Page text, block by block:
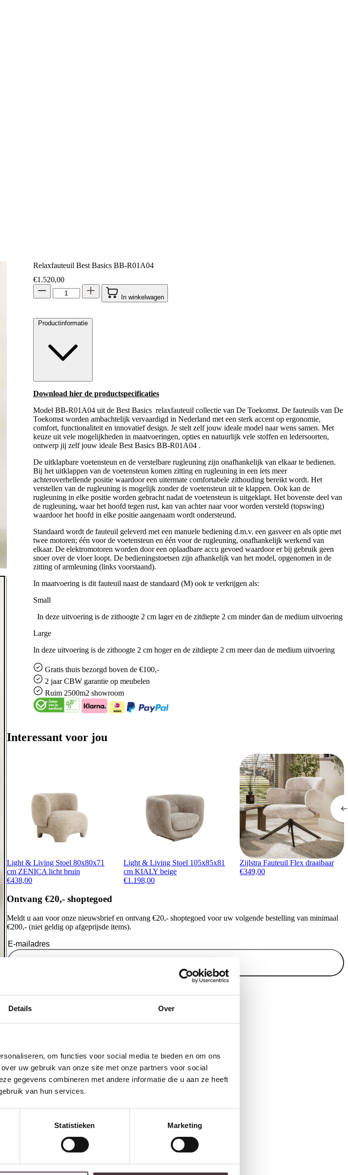
Details Over
om functies voor social media te bieden en om ons
uw gebruik van onze site met onze partners voor social
gegevens combineren met andere informatie die u aan ze heeft
van hun services.
Statistieken Marketing
Relaxfauteuil Best Basics BB-R01A04
€1.520,00
In winkelwagen
Productinformatie
Download hier de productspecificaties
Model BB-R01A04 uit de Best Basics relaxfauteuil collectie van De Toekomst. De fauteuils van De
Toekomst worden ambachtelijk vervaardigd in Nederland met een sterk accent op ergonomie,
comfort, functionaliteit en innovatief design. Je stelt zelf jouw ideale model naar wens samen. Met
keuze uit vele mogelijkheden in maatvoeringen, opties en natuurlijk vele stoffen en ledersoorten,
ontwerp jij zelf jouw ideale Best Basics BB-R01A04 .
De uitklapbare voetensteun en de verstelbare rugleuning zijn onafhankelijk van elkaar te bedienen.
Bij het uitklappen van de voetensteun komen zitting en rugleuning in een iets meer
achteroverhellende positie waardoor een uitermate comfortabele zithouding bereikt wordt. Het
verstellen van de rugleuning is mogelijk zonder de voetensteun uit te klappen. Ook kan de
rugleuning in elke positie worden gebracht nadat de voetensteun is uitgeklapt. Het bovenste deel van
de rugleuning, waar het hoofd tegen rust, kan van achter naar voor worden versteld (topswing)
waardoor het hoofd in elke positie aangenaam wordt ondersteund.
Standaard wordt de fauteuil geleverd met een manuele bediening d.m.v. een gasveer en als optie met
twee motoren; één voor de voetensteun en één voor de rugleuning, onafhankelijk werkend van
elkaar. De elektromotoren worden door een oplaadbare accu gevoed waardoor er bij gebruik geen
snoer over de vloer loopt. De bedieningstoetsen zijn afhankelijk van het model, opgenomen in de
zitting of armleuning (links voorstaand).
In maatvoering is dit fauteuil naast de standaard (M) ook te verkrijgen als:
Small
In deze uitvoering is de zithoogte 2 cm lager en de zitdiepte 2 cm minder dan de medium uitvoering
Large
In deze uitvoering is de zithoogte 2 cm hoger en de zitdiepte 2 cm meer dan de medium uitvoering
Gratisthuis bezorgd boven de €100,-
2 jaar CBW garantieop meubelen
Ruim 2500m2 showroom
Interessant voor jou
Light & Living Stoel 80x80x71
cm ZENICA licht bruin
€438,00
Light & Living Stoel 105x85x81
cm KIALY beige
€1.198,00
Zijlstra Fauteuil Flex draaibaar
€349,00
Ontvang €20,- shoptegoed
Meldt u aan voor onze nieuwsbrief en ontvang €20,- shoptegoed voor uw volgende bestelling van minimaal
€200,- (niet geldig op afgeprijsde items).